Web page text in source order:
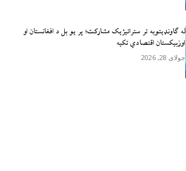
له ګاونډیتوبه تر ستراتیژیک مشارکت؛ پر یو بل د افغانستان او
اوزبیکستان اقتصادي تکیه
جولای 28, 2026